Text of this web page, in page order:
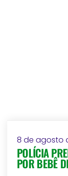
8 de agosto
POLÍCIA
POR BEBÊ